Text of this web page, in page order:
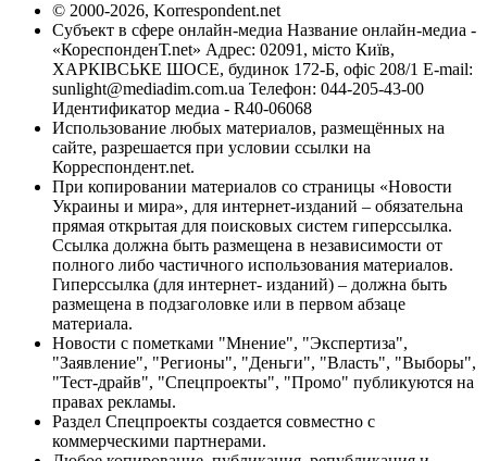
© 2000-2026, Korrespondent.net
Субъект в сфере онлайн-медиа Название онлайн-медиа -
«КореспонденТ.net» Адрес: 02091, місто Київ,
ХАРКІВСЬКЕ ШОСЕ, будинок 172-Б, офіс 208/1 E-mail:
sunlight@mediadim.com.ua Телефон: 044-205-43-00
Идентификатор медиа - R40-06068
Использование любых материалов, размещённых на
сайте, разрешается при условии ссылки на
Корреспондент.net.
При копировании материалов со страницы «Новости
Украины и мира», для интернет-изданий – обязательна
прямая открытая для поисковых систем гиперссылка.
Ссылка должна быть размещена в независимости от
полного либо частичного использования материалов.
Гиперссылка (для интернет- изданий) – должна быть
размещена в подзаголовке или в первом абзаце
материала.
Новости с пометками "Мнение", "Экспертиза",
"Заявление", "Регионы", "Деньги", "Власть", "Выборы",
"Тест-драйв", "Спецпроекты", "Промо" публикуются на
правах рекламы.
Раздел Спецпроекты создается совместно с
коммерческими партнерами.